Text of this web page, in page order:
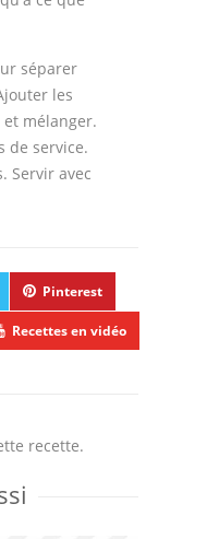
séparer
les
mélanger.
de service.
Servir avec
Pinterest
Recettes en vidéo
recette.